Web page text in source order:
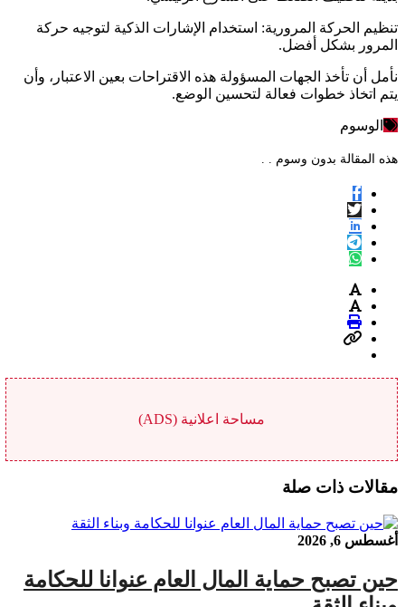
تنظيم الحركة المرورية: استخدام الإشارات الذكية لتوجيه حركة
المرور بشكل أفضل.
نأمل أن تأخذ الجهات المسؤولة هذه الاقتراحات بعين الاعتبار، وأن
يتم اتخاذ خطوات فعالة لتحسين الوضع.
الوسوم
هذه المقالة بدون وسوم . .
مساحة اعلانية (ADS)
مقالات ذات صلة
أغسطس 6, 2026
حين تصبح حماية المال العام عنوانا للحكامة